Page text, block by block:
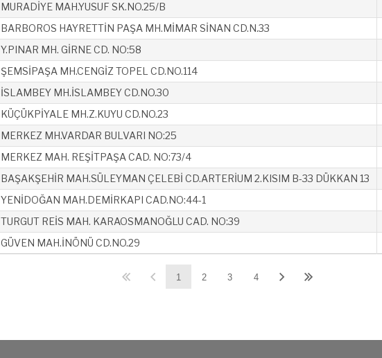
MURADİYE MAH.YUSUF SK.NO.25/B
BARBOROS HAYRETTİN PAŞA MH.MİMAR SİNAN CD.N.33
Y.PINAR MH. GİRNE CD. NO:58
ŞEMSİPAŞA MH.CENGİZ TOPEL CD.NO.114
İSLAMBEY MH.İSLAMBEY CD.NO.30
KÜÇÜKPİYALE MH.Z.KUYU CD.NO.23
MERKEZ MH.VARDAR BULVARI NO:25
MERKEZ MAH. REŞİTPAŞA CAD. NO:73/4
BAŞAKŞEHİR MAH.SÜLEYMAN ÇELEBİ CD.ARTERİUM 2.KISIM B-33 DÜKKAN 13
YENİDOĞAN MAH.DEMİRKAPI CAD.NO:44-1
TURGUT REİS MAH. KARAOSMANOĞLU CAD. NO:39
GÜVEN MAH.İNÖNÜ CD.NO.29
1 2 3 4